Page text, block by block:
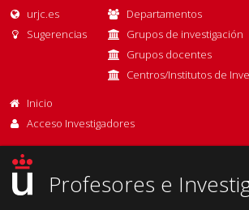
urjc.es
Sugerencias
Departamentos
Grupos de investigación
Grupos docentes
Centros/Institutos de
Inicio
Acceso Investigadores
Profesores e